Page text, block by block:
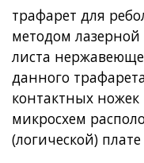
трафарет для
методом
листа
данного
контактных
микросхем
(логической)